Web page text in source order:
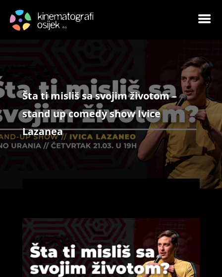
Šta ti misliš sa svojim životom –
stand up comedy show Ivice
Lazanea